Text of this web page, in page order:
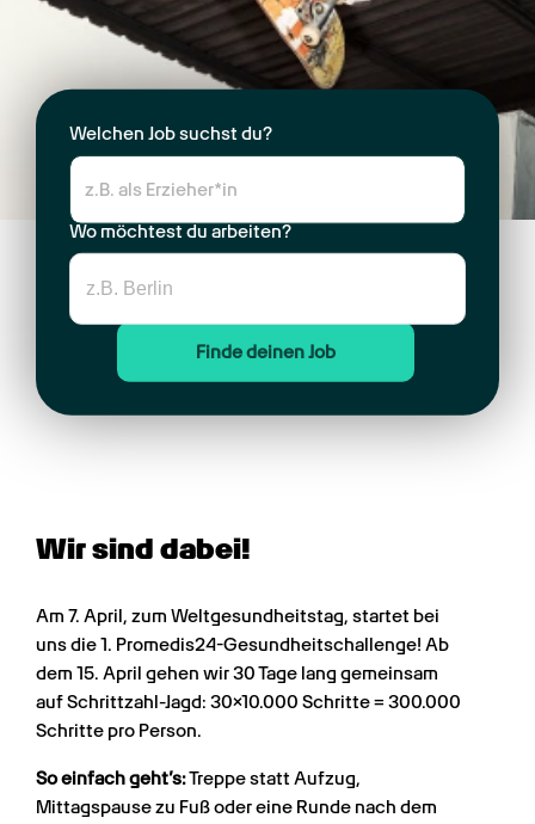
Welchen Job suchst du?
Wo möchtest du arbeiten?
Finde deinen Job
Wir sind dabei!
Am 7. April, zum Weltgesundheitstag, startet bei
uns die 1. Promedis24-Gesundheitschallenge! Ab
dem 15. April gehen wir 30 Tage lang gemeinsam
auf Schrittzahl-Jagd: 30×10.000 Schritte = 300.000
Schritte pro Person.
So einfach geht’s:Treppe statt Aufzug,
Mittagspause zu Fuß oder eine Runde nach dem